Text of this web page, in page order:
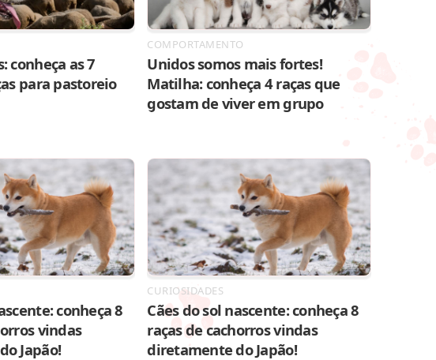
conheça as 7
para pastoreio
COMPORTAMENTO
Unidos somos mais fortes!
Matilha: conheça 4 raças que
gostam de viver em grupo
conheça 8
vindas
Japão!
CURIOSIDADES
Cães do sol nascente: conheça 8
raças de cachorros vindas
diretamente do Japão!